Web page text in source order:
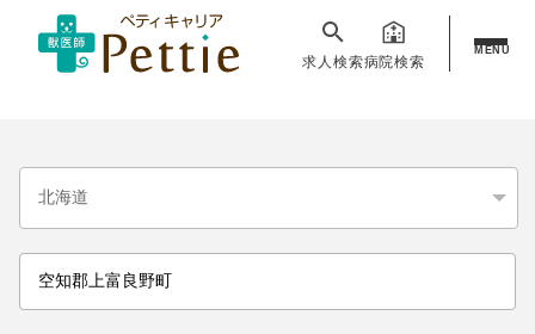
求人検索病院検索
MENU